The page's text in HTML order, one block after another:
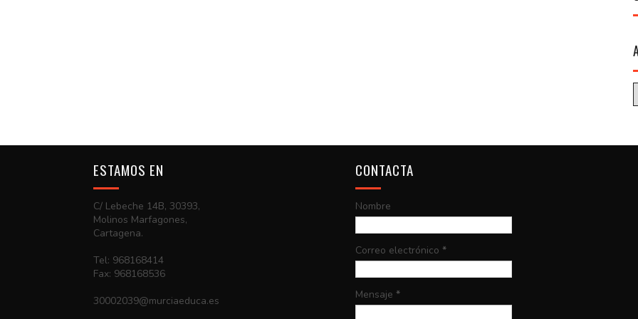
ESTAMOS EN
C/ Lebeche 14B, 30393,
Molinos Marfagones,
Cartagena.
Tel: 968168414
Fax: 968168536
30002039@murciaeduca.es
CONTACTA
Nombre
Correo electrónico *
Mensaje *